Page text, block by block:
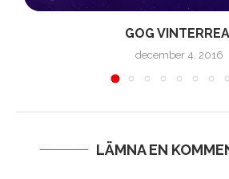
GOG
december 4, 2016
LÄMNA EN